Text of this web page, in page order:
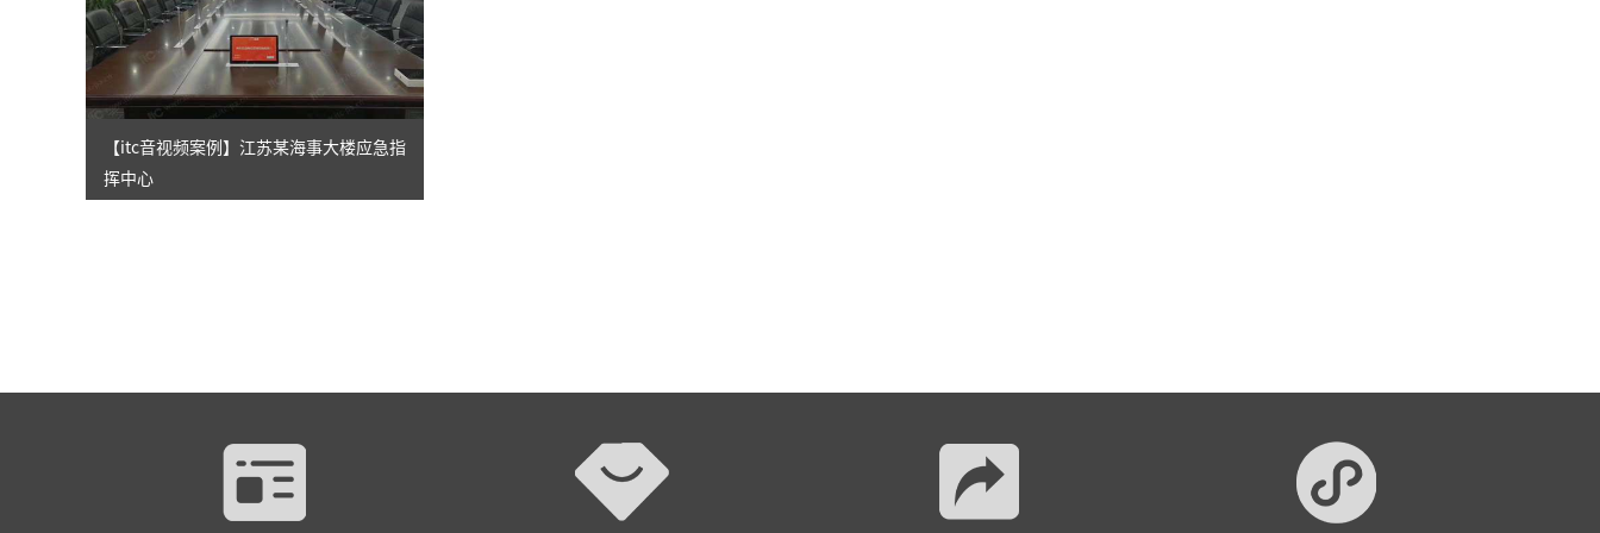
【itc音视频案例】江苏某海事大楼应急指
挥中心